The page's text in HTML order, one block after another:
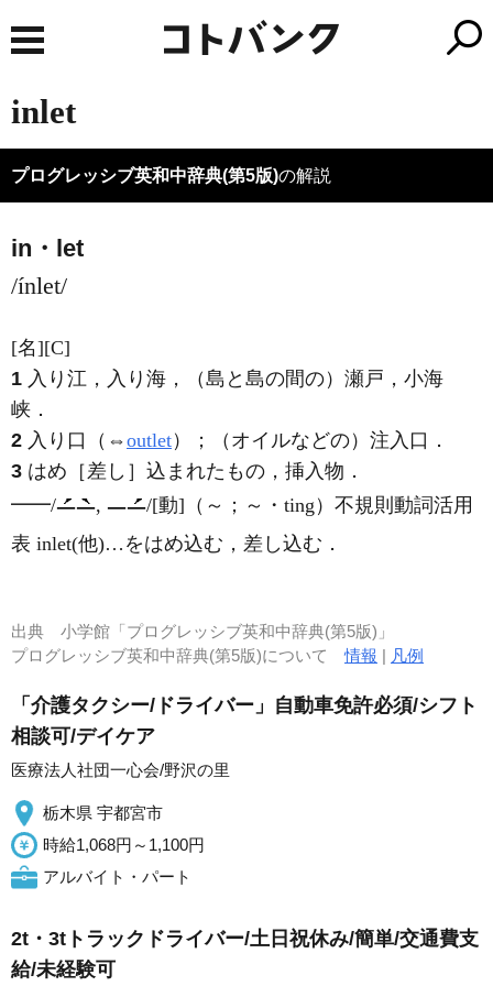
inlet
プログレッシブ英和中辞典(第5版)の解説
in・let
/ínlet/
[名][C]
1 入り江，入り海，（島と島の間の）瀬戸，小海
峡 ．
2 入り口（⇔outlet）；（オイルなどの）注入口 ．
3 はめ［差し］込まれたもの，挿入物 ．
━━/ , /[動] （～；～・ting） 不規則動詞活用
表 inlet(他)…をはめ込む，差し込む ．
出典 小学館「プログレッシブ英和中辞典(第5版)」
プログレッシブ英和中辞典(第5版)について情報 | 凡例
「介護タクシー/ドライバー」自動車免許必須/シフト
相談可/デイケア
医療法人社団一心会/野沢の里
栃木県 宇都宮市
時給1,068円～1,100円
アルバイト・パート
2t・3tトラックドライバー/土日祝休み/簡単/交通費支
給/未経験可